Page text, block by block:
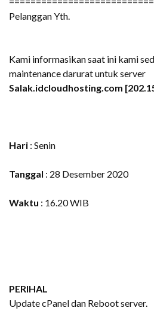
Pelanggan Yth.
Kami informasikan saat ini kami
maintenance darurat untuk server
Salak.idcloudhosting.com
Hari : Senin
Tanggal : 28 Desember 2020
Waktu : 16.20 WIB
PERIHAL
Update cPanel dan Reboot server.